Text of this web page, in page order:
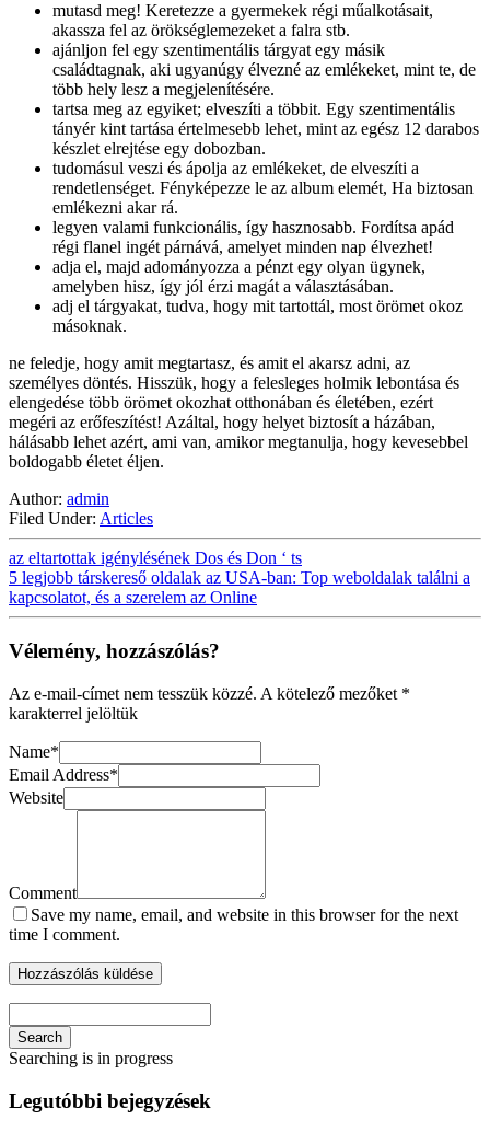
mutasd meg! Keretezze a gyermekek régi műalkotásait,
akassza fel az örökséglemezeket a falra stb.
ajánljon fel egy szentimentális tárgyat egy másik
családtagnak, aki ugyanúgy élvezné az emlékeket, mint te, de
több hely lesz a megjelenítésére.
tartsa meg az egyiket; elveszíti a többit. Egy szentimentális
tányér kint tartása értelmesebb lehet, mint az egész 12 darabos
készlet elrejtése egy dobozban.
tudomásul veszi és ápolja az emlékeket, de elveszíti a
rendetlenséget. Fényképezze le az album elemét, Ha biztosan
emlékezni akar rá.
legyen valami funkcionális, így hasznosabb. Fordítsa apád
régi flanel ingét párnává, amelyet minden nap élvezhet!
adja el, majd adományozza a pénzt egy olyan ügynek,
amelyben hisz, így jól érzi magát a választásában.
adj el tárgyakat, tudva, hogy mit tartottál, most örömet okoz
másoknak.
ne feledje, hogy amit megtartasz, és amit el akarsz adni, az
személyes döntés. Hisszük, hogy a felesleges holmik lebontása és
elengedése több örömet okozhat otthonában és életében, ezért
megéri az erőfeszítést! Azáltal, hogy helyet biztosít a házában,
hálásabb lehet azért, ami van, amikor megtanulja, hogy kevesebbel
boldogabb életet éljen.
Author: admin
Filed Under: Articles
az eltartottak igénylésének Dos és Don ‘ ts
5 legjobb társkereső oldalak az USA-ban: Top weboldalak találni a
kapcsolatot, és a szerelem az Online
Vélemény, hozzászólás?
Az e-mail-címet nem tesszük közzé. A kötelező mezőket *
karakterrel jelöltük
Name*
Email Address*
Website
Comment
Save my name, email, and website in this browser for the next
time I comment.
Search
Searching is in progress
Legutóbbi bejegyzések